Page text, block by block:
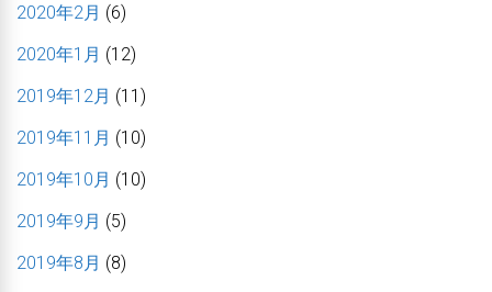
2020年2月 (6)
2020年1月 (12)
2019年12月 (11)
2019年11月 (10)
2019年10月 (10)
2019年9月 (5)
2019年8月 (8)